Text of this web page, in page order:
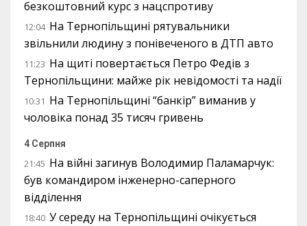
безкоштовний курс з нацспротиву
12:04 На Тернопільщині рятувальники
звільнили людину з понівеченого в ДТП авто
11:23 На щиті повертається Петро Федів з
Тернопільщини: майже рік невідомості та надії
10:31 На Тернопільщині “банкір” виманив у
чоловіка понад 35 тисяч гривень
4 Серпня
21:45 На війні загинув Володимир Паламарчук:
був командиром інженерно-саперного
відділення
18:40 У середу на Тернопільщині очікується